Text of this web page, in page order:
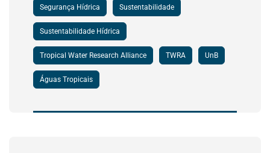
Segurança Hídrica Sustentabilidade
Sustentabilidade Hídrica
Tropical Water Research Alliance TWRA UnB
Águas Tropicais